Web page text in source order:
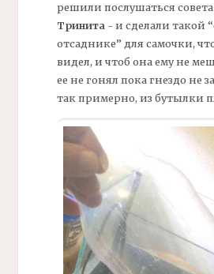
решили послушаться совета
Тринита- и сделали такой
отсаднике” для самочки,
видел, и чтоб она ему не
ее не гонял пока гнездо не
так примерно, из бутылки